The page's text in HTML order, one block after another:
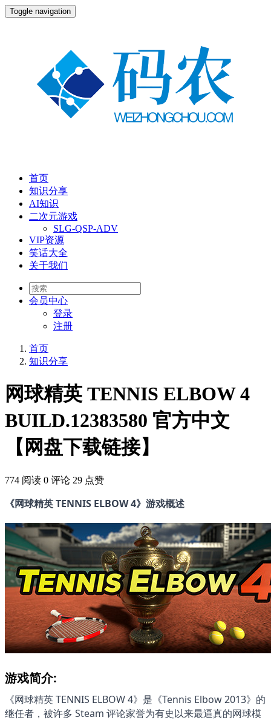
Toggle navigation
首页
知识分享
AI知识
二次元游戏
SLG-QSP-ADV
VIP资源
笑话大全
关于我们
会员中心
登录
注册
首页
知识分享
网球精英 TENNIS ELBOW 4
BUILD.12383580 官方中文
【网盘下载链接】
774 阅读 0 评论 29 点赞
《网球精英 TENNIS ELBOW 4》游戏概述
游戏简介:
《网球精英 TENNIS ELBOW 4》是《Tennis Elbow 2013》的
继任者，被许多 Steam 评论家誉为有史以来最逼真的网球模